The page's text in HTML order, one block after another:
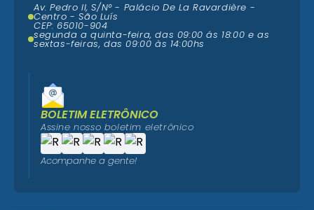
Av. Pedro II, S/N° - Palácio De La Ravardière -
Centro - São Luís
CEP: 65010-904
segunda a quinta-feira, das 09:00 ás 18:00 e as
sextas-feiras, das 09:00 às 14:00hs
BOLETIM ELETRÔNICO
Assine nosso boletim eletrônico
Acompanhe a gente!